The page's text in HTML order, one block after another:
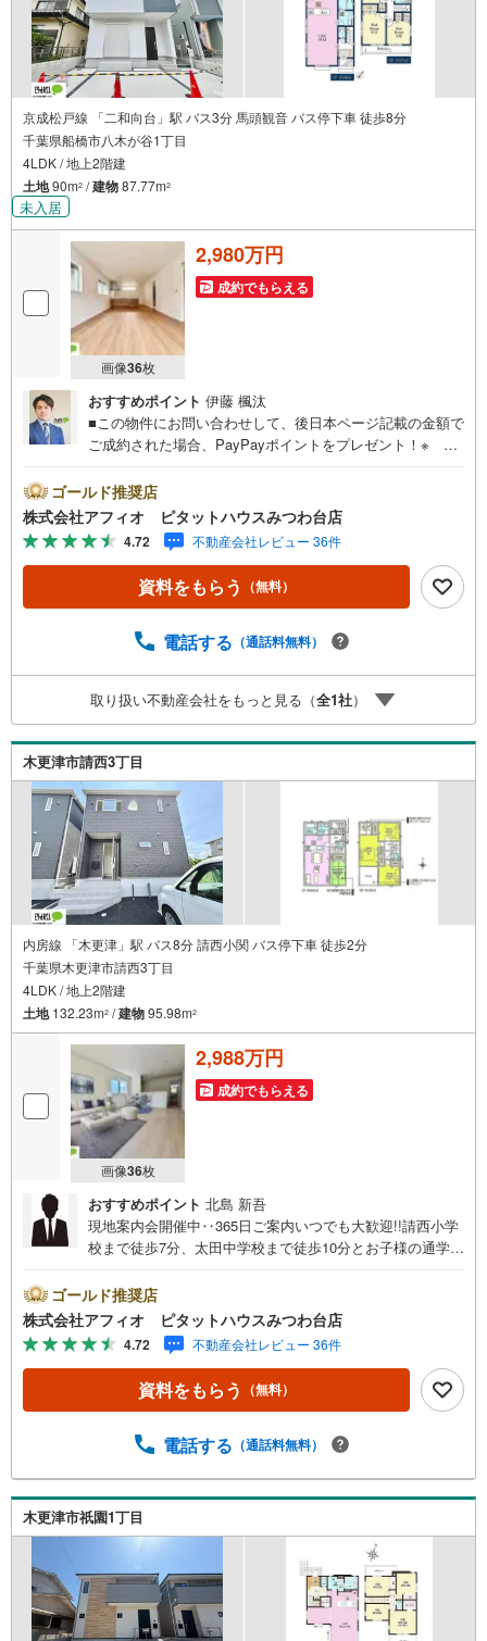
【東宝ハウス松戸のポイント】
（1）不動産のご提案から資金計画・ライフシミュレーションのご相談
・無理のないライフプラン、提携による低金利住宅ローンのご提案、購入
前に知る「購入後の家族の生活」を「未来カレンダー」で見える化しま
す。
（2）ご購入後から始まる「専属FPによるファイナンシャルライフサポー
ト」
・漠然としたキャッシュフローのグラフ化、効果的な生命保険の見直し、
繰り上げ返済の効果的なタイミングなどご提案させて頂きます。
京成松戸線 「二和向台」駅 バス3分 馬頭観音 バス停下車 徒歩8分
千葉県船橋市八木が谷1丁目
4LDK / 地上2階建
土地90m2 /建物87.77m2
未入居
画像36枚
2,980万円
成約でもらえる
おすすめポイント 伊藤 楓汰
■この物件にお問い合わせして、後日本ページ記載の金額で
ご成約された場合、PayPayポイントをプレゼント！※ 条
中‥365日ご案内いつでも大歓迎!!京成松戸線『二和向台』
駅バス3分『馬頭観音』停徒歩8分八木が谷小・中学校徒歩5
分で通学も安心 ■LDKゆったり18.4帖！家族みんなでのん
びり寛げます■家族とお話ししながら楽しくお料理できるカ
ウンターキッチン■水回り集中設計で家事動線良好 ■2階4部
屋で一人一人のプライベート空間確保■2部屋から出入りで
県の不動産のことなら株式会社アフィオにお任せくださ
トナーになれるよう全力でサポート致します！ご見学やご
相談には迅速にご対応致します！お気軽にお問合せ下さい
ませ！
ゴールド推奨店
株式会社アフィオ ピタットハウスみつわ台店
4.72 不動産会社レビュー 36件
資料をもらう （無料）
電話する （通話料無料）
取り扱い不動産会社をもっと見る（全1社）
木更津市請西3丁目
内房線 「木更津」駅 バス8分 請西小関 バス停下車 徒歩2分
千葉県木更津市請西3丁目
4LDK / 地上2階建
土地132.23m2 /建物95.98m2
画像36枚
2,988万円
成約でもらえる
おすすめポイント 北島 新吾
現地案内会開催中‥365日ご案内いつでも大歓迎!!請西小学
校まで徒歩7分、太田中学校まで徒歩10分とお子様の通学も
までアクセス良好。暮らしやすい閑静な住宅街です*。■リ
ビングを見渡せるカウンターキッチン■LDKと和室併せて21
帖の広々空間■防犯面も安心の人感センサー付玄関灯＋TV
モニター付きインターホン＋防犯カメラ■主寝室には使い勝
手様々なテレワークルーム■全室二面採光と明るいお部屋■
カースペース2台分■急な雨でも安心のインナーバルコニー
に。・* お客様の一生の宝物になるお家探しの、心強いパ
ご相談には迅速にご対応致します！お気軽にお問合せ下さ
いませ！■この物件にお問い合わせして、後日本ページ記載
の金額でご成約された場合、PayPayポイントをプレゼン
ト！※ 条件等の詳細は 説明ページをご覧ください。
ゴールド推奨店
株式会社アフィオ ピタットハウスみつわ台店
4.72 不動産会社レビュー 36件
資料をもらう （無料）
電話する （通話料無料）
木更津市祇園1丁目